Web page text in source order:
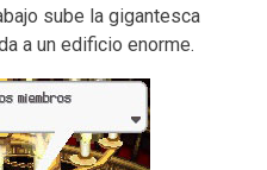
sube la gigantesca
a un edificio enorme.